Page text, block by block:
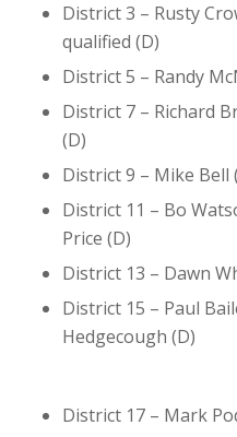
District 3 – Rusty
qualified (D)
District 5 – Randy
District 7 – Richard
(D)
District 9 – Mike Bell
District 11 – Bo
Price (D)
District 13 – Dawn
District 15 – Paul
Hedgecough (D)
District 17 – Mark